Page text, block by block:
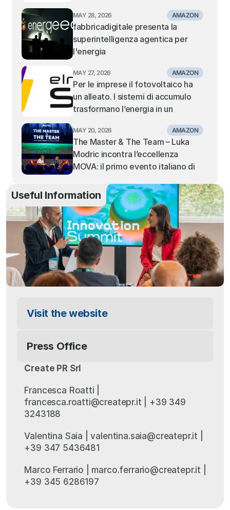
CONTAINER NEI PORTI ITALIANI.
TIENE IL TRANSHIPMENT, IN
SOFFERENZA I PORTI GATEWAY
DEL MEDITERRANEO CENTRALE
E ORIENTALE
MAY 28, 2026 AMAZON
fabbricadigitale presenta la
superintelligenza agentica per
l'energia
MAY 27, 2026 AMAZON
Per le imprese il fotovoltaico ha
un alleato. I sistemi di accumulo
trasformano l’energia in un
di Elmec Solar.
MAY 20, 2026 AMAZON
The Master & The Team – Luka
Modric incontra l’eccellenza
MOVA: il primo evento italiano di
Alcione di Milano
Useful Information
Visit the website
Press Office
Create PR Srl
Francesca Roatti |
francesca.roatti@createpr.it | +39 349
3243188
Valentina Saia | valentina.saia@createpr.it |
+39 347 5436481
Marco Ferrario | marco.ferrario@createpr.it |
+39 345 6286197